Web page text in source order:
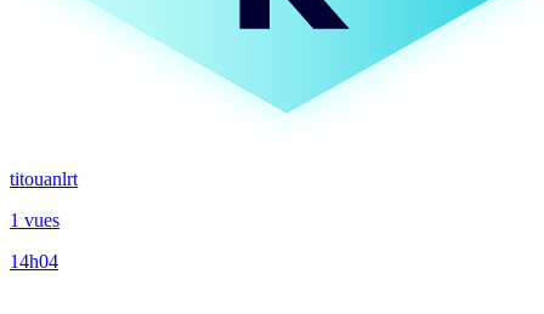
titouanlrt
1 vues
14h04